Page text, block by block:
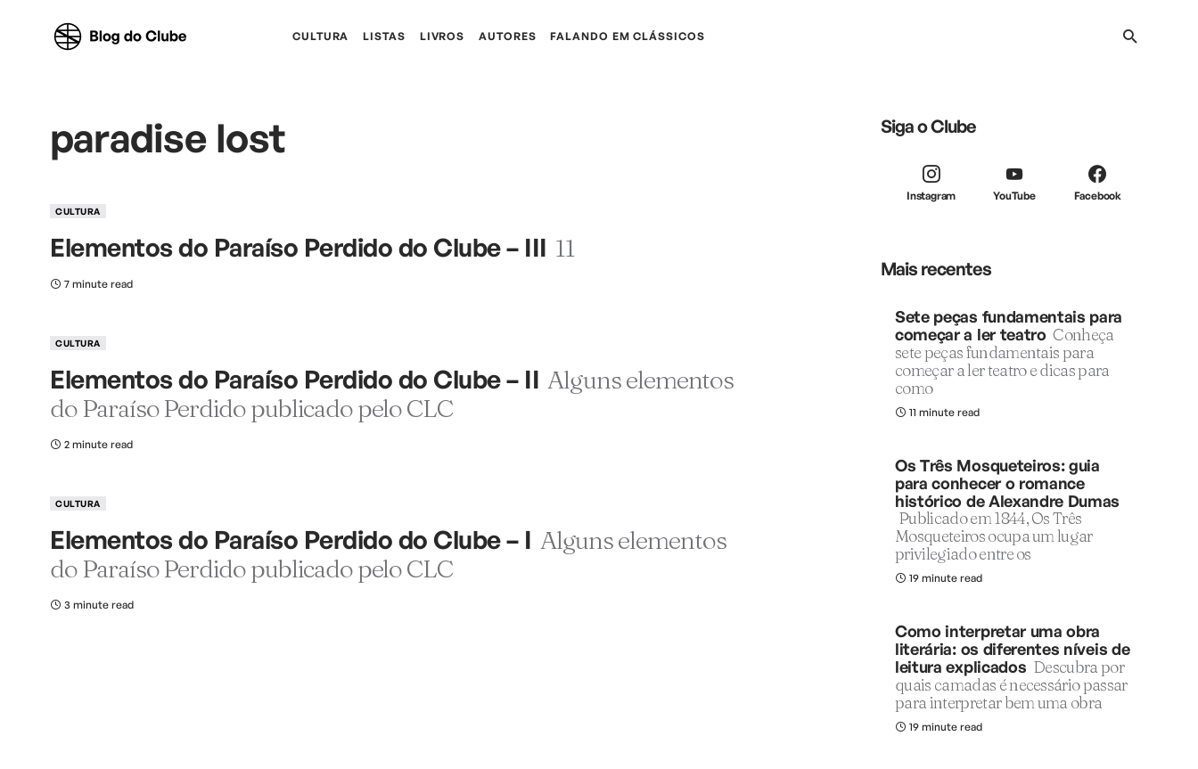
CULTURA LISTAS LIVROS AUTORES FALANDO EM CLÁSSICOS
paradise lost
CULTURA
Elementos do Paraíso Perdido do Clube – III 11
7 minute read
CULTURA
Elementos do Paraíso Perdido do Clube – II Alguns elementos
do Paraíso Perdido publicado pelo CLC
2 minute read
CULTURA
Elementos do Paraíso Perdido do Clube – I Alguns elementos
do Paraíso Perdido publicado pelo CLC
3 minute read
Siga o Clube
Instagram YouTube Facebook
Mais recentes
Sete peças fundamentais para
começar a ler teatro Conheça
sete peças fundamentais para
começar a ler teatro e dicas para
como
11 minute read
Os Três Mosqueteiros: guia
para conhecer o romance
histórico de Alexandre Dumas
Publicado em 1844, Os Três
Mosqueteiros ocupa um lugar
privilegiado entre os
19 minute read
Como interpretar uma obra
literária: os diferentes níveis de
leitura explicados Descubra por
quais camadas é necessário passar
para interpretar bem uma obra
19 minute read